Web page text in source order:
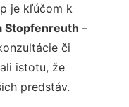
je kľúčom k
Stopfenreuth –
či
istotu, že
predstáv.